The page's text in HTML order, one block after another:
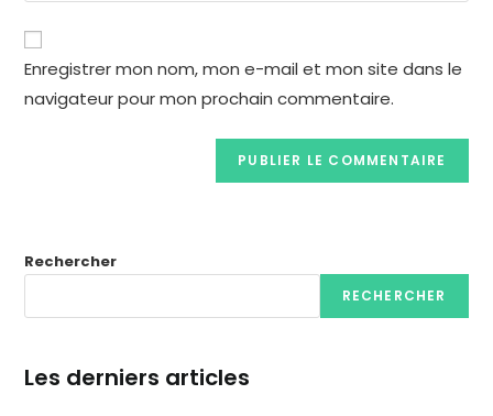
Enregistrer mon nom, mon e-mail et mon site dans le
navigateur pour mon prochain commentaire.
Rechercher
RECHERCHER
Les derniers articles